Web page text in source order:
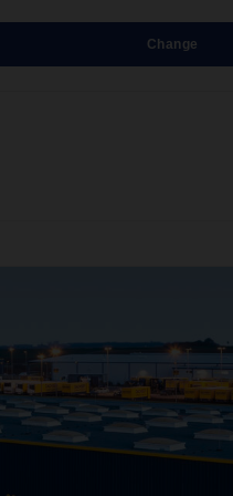
Change